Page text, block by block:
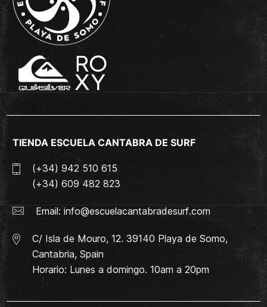
TIENDA ESCUELA CANTABRA DE SURF
(+34) 942 510 615
(+34) 609 482 823
Email: info@escuelacantabradesurf.com
C/ Isla de Mouro, 12. 39140 Playa de Somo,
Cantabria, Spain
Horario: Lunes a domingo. 10am a 20pm